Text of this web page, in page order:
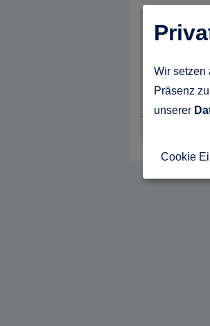
Grundriss DG
Wir setzen
Präsenz
unserer
Cookie